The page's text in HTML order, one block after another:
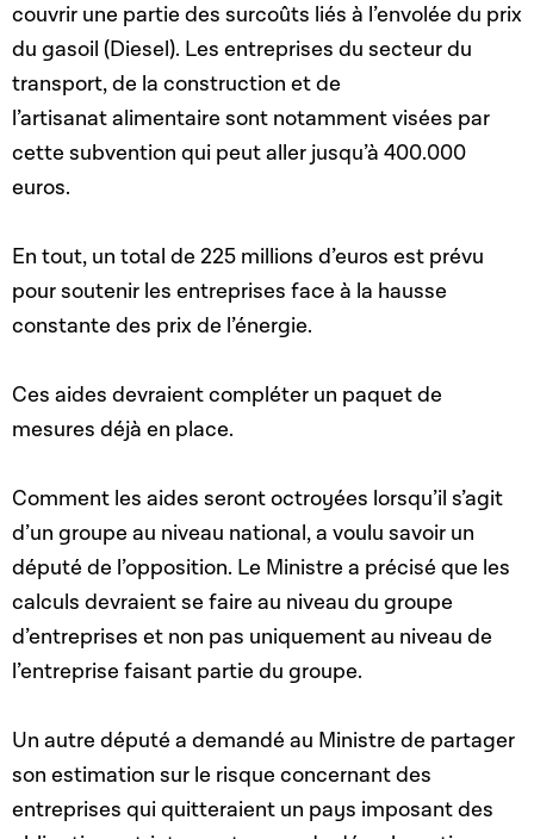
couvrir une partie des surcoûts liés à l’envolée du prix
du gasoil (Diesel). Les entreprises du secteur du
transport, de la construction et de
l’artisanat alimentaire sont notamment visées par
cette subvention qui peut aller jusqu’à 400.000
euros.
En tout, un total de 225 millions d’euros est prévu
pour soutenir les entreprises face à la hausse
constante des prix de l’énergie.
Ces aides devraient compléter un paquet de
mesures déjà en place.
Comment les aides seront octroyées lorsqu’il s’agit
d’un groupe au niveau national, a voulu savoir un
député de l’opposition. Le Ministre a précisé que les
calculs devraient se faire au niveau du groupe
d’entreprises et non pas uniquement au niveau de
l’entreprise faisant partie du groupe.
Un autre député a demandé au Ministre de partager
son estimation sur le risque concernant des
entreprises qui quitteraient un pays imposant des